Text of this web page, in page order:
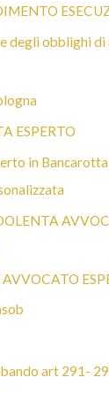
degli obblighi di
ESPERTO
in
art 291-